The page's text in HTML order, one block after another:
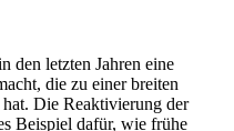
den letzten Jahren eine
die zu einer breiten
Die Reaktivierung der
Beispiel dafür, wie frühe